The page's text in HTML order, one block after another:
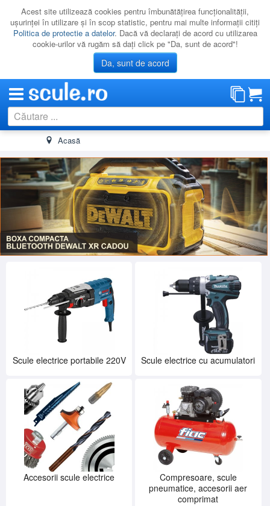
Acest site utilizează cookies pentru îmbunătăţirea funcţionalităţii,
uşurinţei în utilizare şi în scop statistic, pentru mai multe informaţii citiţi
Politica de protectie a datelor. Dacă vă declaraţi de acord cu utilizarea
cookie-urilor vă rugăm să daţi click pe "Da, sunt de acord"!
Da, sunt de acord
CATEGORII
PROMOTII
NOUTATI
RESIGILATE
LICHIDARE
CATALOAGE
INCHIRIERI
AUTENTIFICARE
Acasă
Scule electrice portabile 220V Scule electrice cu acumulatori
Accesorii scule electrice
Compresoare, scule
pneumatice, accesorii aer
comprimat